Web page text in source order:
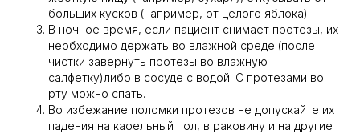
больших кусков (например, от целого яблока).
В ночное время, если пациент снимает протезы, их
необходимо держать во влажной среде (после
чистки завернуть протезы во влажную
салфетку)либо в сосуде с водой. С протезами во
рту можно спать.
Во избежание поломки протезов не допускайте их
падения на кафельный пол, в раковину и на другие